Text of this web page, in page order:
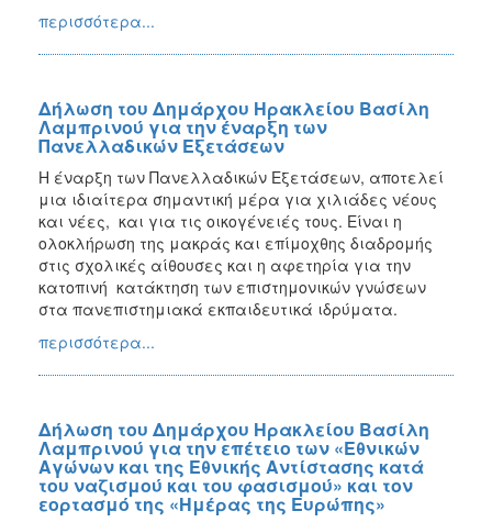
ΠΟΛΗπερισσότερα...
Δήλωση του Δημάρχου Ηρακλείου Βασίλη
Λαμπρινού για την έναρξη των
Πανελλαδικών Εξετάσεων
Η έναρξη των Πανελλαδικών Εξετάσεων, αποτελεί
μια ιδιαίτερα σημαντική μέρα για χιλιάδες νέους
και νέες, και για τις οικογένειές τους. Είναι η
ολοκλήρωση της μακράς και επίμοχθης διαδρομής
στις σχολικές αίθουσες και η αφετηρία για την
κατοπινή κατάκτηση των επιστημονικών γνώσεων
στα πανεπιστημιακά εκπαιδευτικά ιδρύματα.
περισσότερα...
Δήλωση του Δημάρχου Ηρακλείου Βασίλη
Λαμπρινού για την επέτειο των «Εθνικών
Αγώνων και της Εθνικής Αντίστασης κατά
του ναζισμού και του φασισμού» και τον
εορτασμό της «Ημέρας της Ευρώπης»